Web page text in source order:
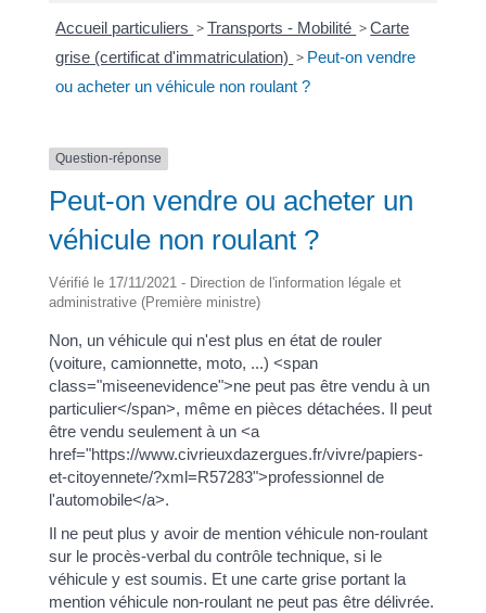
Accueil particuliers >Transports - Mobilité >Carte
grise (certificat d'immatriculation) > Peut-on vendre
ou acheter un véhicule non roulant ?
Question-réponse
Peut-on vendre ou acheter un
véhicule non roulant ?
Vérifié le 17/11/2021 - Direction de l'information légale et
administrative (Première ministre)
Non, un véhicule qui n'est plus en état de rouler
(voiture, camionnette, moto, ...) <span
class="miseenevidence">ne peut pas être vendu à un
particulier</span>, même en pièces détachées. Il peut
être vendu seulement à un <a
href="https://www.civrieuxdazergues.fr/vivre/papiers-
et-citoyennete/?xml=R57283">professionnel de
l'automobile</a>.
Il ne peut plus y avoir de mention véhicule non-roulant
sur le procès-verbal du contrôle technique, si le
véhicule y est soumis. Et une carte grise portant la
mention véhicule non-roulant ne peut pas être délivrée.